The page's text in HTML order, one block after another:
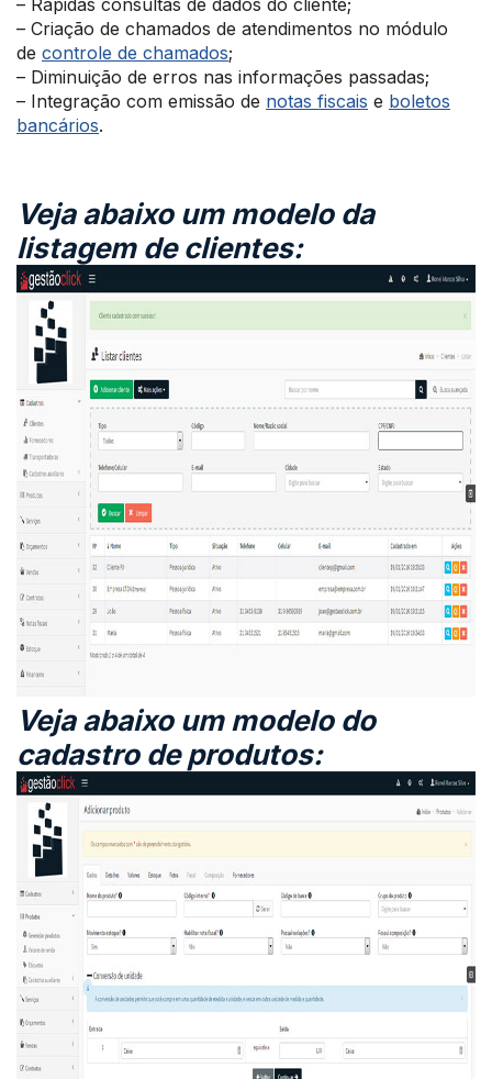
– Rápidas consultas de dados do cliente;
– Criação de chamados de atendimentos no módulo
de controle de chamados;
– Diminuição de erros nas informações passadas;
– Integração com emissão de notas fiscais e boletos
bancários.
Veja abaixo um modelo da
listagem de clientes:
Veja abaixo um modelo do
cadastro de produtos: